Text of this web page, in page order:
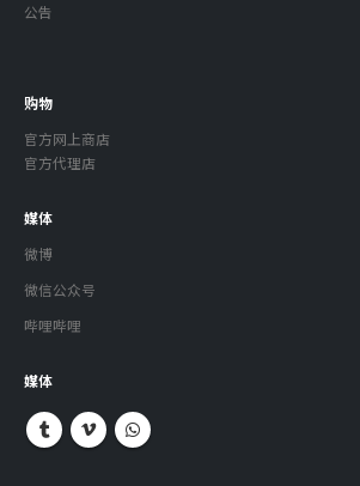
公告
购物
官方网上商店
官方代理店
媒体
微博
微信公众号
哔哩哔哩
媒体